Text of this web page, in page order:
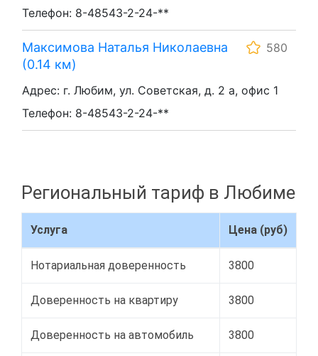
Телефон: 8-48543-2-24-**
Максимова Наталья Николаевна
(0.14 км)
580
Адрес: г. Любим, ул. Советская, д. 2 а, офис 1
Телефон: 8-48543-2-24-**
Региональный тариф в Любиме
Услуга Цена (руб)
Нотариальная доверенность 3800
Доверенность на квартиру 3800
Доверенность на автомобиль 3800